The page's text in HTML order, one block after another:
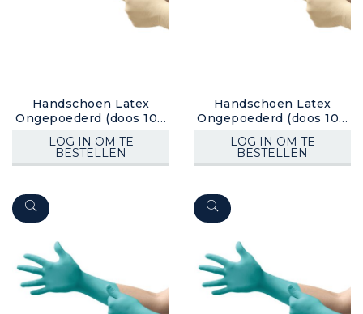
Handschoen Latex
Ongepoederd (doos 100
LOG IN OM TE
BESTELLEN
Handschoen Latex
Ongepoederd (doos 100
LOG IN OM TE
BESTELLEN